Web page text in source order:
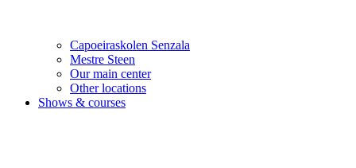
Capoeiraskolen Senzala
Mestre Steen
Our main center
Other locations
Shows & courses